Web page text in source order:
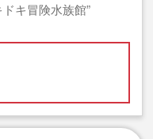
キ冒険水族館”